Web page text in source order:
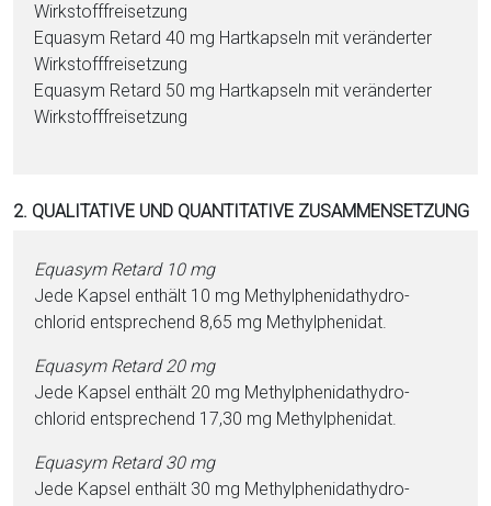
Wirk­stoff­frei­set­zung
Equasym Retard 40 mg Hartkapseln mit veränderter
Wirk­stoff­frei­set­zung
Equasym Retard 50 mg Hartkapseln mit veränderter
Wirk­stoff­frei­set­zung
2. QUALITATIVE UND QUANTITATIVE ZUSAMMENSETZUNG
Equasym Retard 10 mg
Jede Kapsel enthält 10 mg Me­thyl­phe­ni­dathy­dro­
chlorid ent­sprechend 8,65 mg Me­thyl­phe­ni­dat.
Equasym Retard 20 mg
Jede Kapsel enthält 20 mg Me­thyl­phe­ni­dathy­dro­
chlorid ent­sprechend 17,30 mg Me­thyl­phe­ni­dat.
Equasym Retard 30 mg
Jede Kapsel enthält 30 mg Me­thyl­phe­ni­dathy­dro­